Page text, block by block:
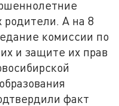
родители. А на 8
комиссии по
и защите их прав
факт